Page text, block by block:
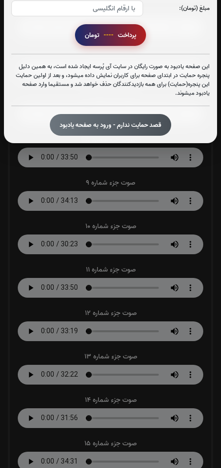
مبلغ (تومان):
پرداخت ----
این صفحه یادبود به صورت رایگان در سایت آی پُرسه ایجاد شده است، به همین دلیل
پنجره حمایت در ابتدای صفحه برای کاربران نمایش داده میشود، و بعد از اولین حمایت
این پنجره(حمایت) برای همه بازدیدکنندگان حذف خواهد شد و مستقیما وارد صفحه
یادبود میشوند.
قصد حمایت ندارم - ورود به صفحه یادبود
صوت جزء شماره 5
صوت جزء شماره 6
صوت جزء شماره 8
صوت جزء شماره 9
صوت جزء شماره 10
صوت جزء شماره 11
صوت جزء شماره 12
صوت جزء شماره 13
صوت جزء شماره 14
صوت جزء شماره 15